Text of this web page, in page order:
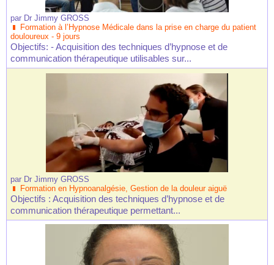
par Dr Jimmy GROSS
Formation à l’Hypnose Médicale dans la prise en charge du patient
douloureux - 9 jours
Objectifs: - Acquisition des techniques d’hypnose et de
communication thérapeutique utilisables sur...
par Dr Jimmy GROSS
Formation en Hypnoanalgésie, Gestion de la douleur aiguë
Objectifs : Acquisition des techniques d’hypnose et de
communication thérapeutique permettant...